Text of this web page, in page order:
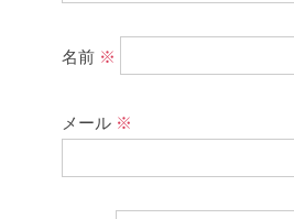
名前 ※
メール ※